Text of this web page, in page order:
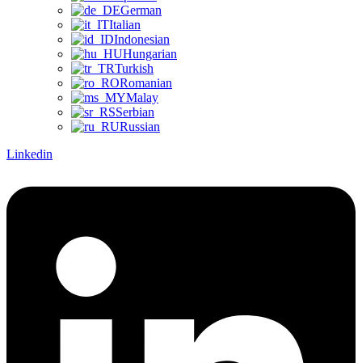
German
Italian
Indonesian
Hungarian
Turkish
Romanian
Malay
Serbian
Russian
Linkedin